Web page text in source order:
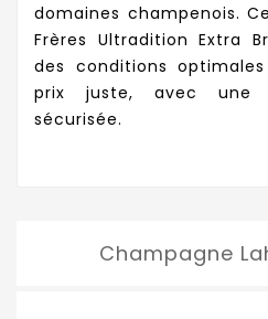
domaines champenois.
Frères Ultradition Extra
des conditions
prix juste, avec une
sécurisée.
Champagne